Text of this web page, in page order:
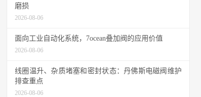
磨损
2026-08-06
面向工业自动化系统，7ocean叠加阀的应用价值
2026-08-06
线圈温升、杂质堵塞和密封状态：丹佛斯电磁阀维护
排查重点
2026-08-06